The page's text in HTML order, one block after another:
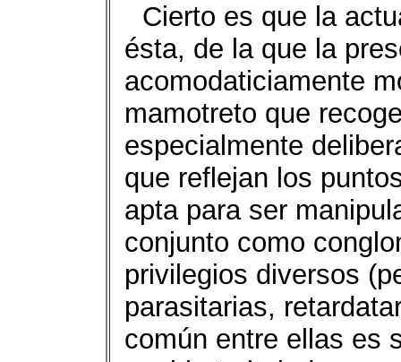
Cierto es que la
ésta, de la que la
acomodaticiamente
mamotreto que
especialmente
que reflejan los
apta para ser
conjunto como
privilegios diversos
parasitarias,
común entre ellas es